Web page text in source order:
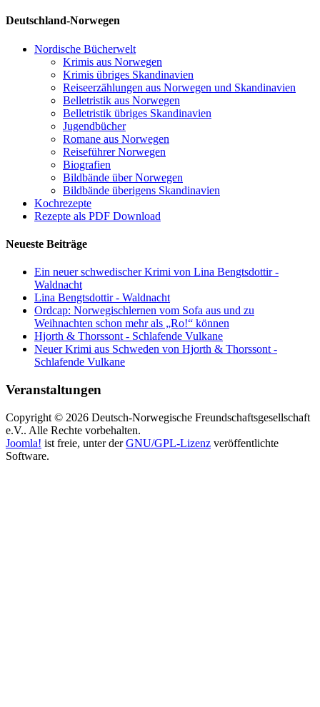
Deutschland-Norwegen
Nordische Bücherwelt
Krimis aus Norwegen
Krimis übriges Skandinavien
Reiseerzählungen aus Norwegen und Skandinavien
Belletristik aus Norwegen
Belletristik übriges Skandinavien
Jugendbücher
Romane aus Norwegen
Reiseführer Norwegen
Biografien
Bildbände über Norwegen
Bildbände überigens Skandinavien
Kochrezepte
Rezepte als PDF Download
Neueste Beiträge
Ein neuer schwedischer Krimi von Lina Bengtsdottir -
Waldnacht
Lina Bengtsdottir - Waldnacht
Ordcap: Norwegischlernen vom Sofa aus und zu
Weihnachten schon mehr als „Ro!“ können
Hjorth & Thorssont - Schlafende Vulkane
Neuer Krimi aus Schweden von Hjorth & Thorssont -
Schlafende Vulkane
Veranstaltungen
Copyright © 2026 Deutsch-Norwegische Freundschaftsgesellschaft
e.V.. Alle Rechte vorbehalten.
Joomla! ist freie, unter derGNU/GPL-Lizenz veröffentlichte
Software.